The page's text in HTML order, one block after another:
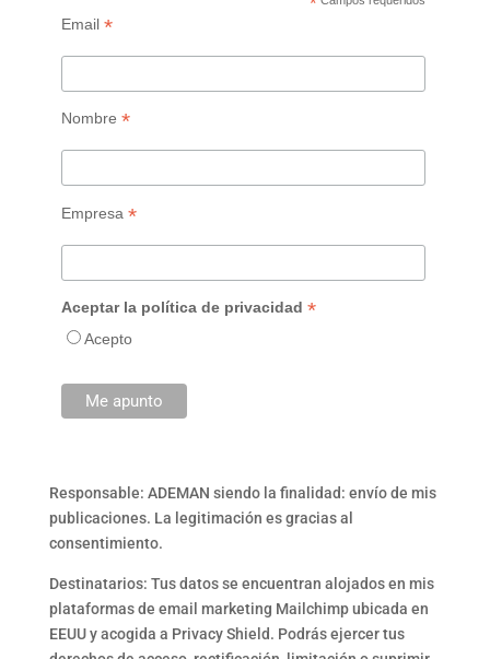
Email *
Nombre *
Empresa *
Aceptar la política de privacidad *
Acepto
Responsable: ADEMAN siendo la finalidad: envío de mis
publicaciones. La legitimación es gracias al
consentimiento.
Destinatarios: Tus datos se encuentran alojados en mis
plataformas de email marketing Mailchimp ubicada en
EEUU y acogida a Privacy Shield. Podrás ejercer tus